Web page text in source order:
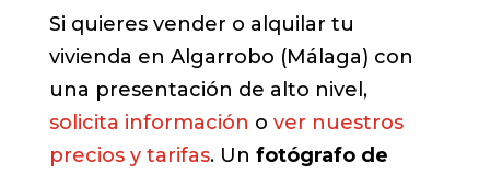
Si quieres vender o alquilar tu
vivienda en Algarrobo (Málaga) con
una presentación de alto nivel,
solicita información o ver nuestros
precios y tarifas. Un fotógrafo de